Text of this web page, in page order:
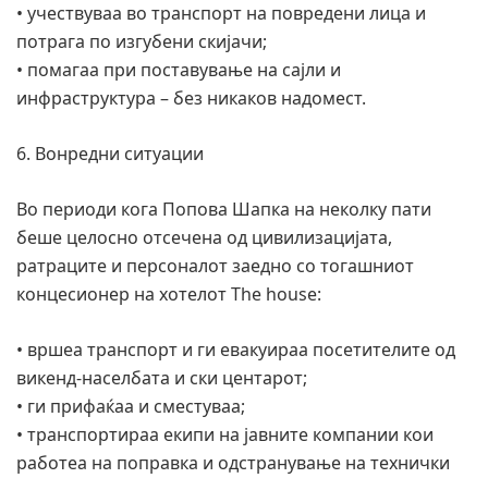
• учествуваа во транспорт на повредени лица и
потрага по изгубени скијачи;
• помагаа при поставување на сајли и
инфраструктура – без никаков надомест.
6. Вонредни ситуации
Во периоди кога Попова Шапка на неколку пати
беше целосно отсечена од цивилизацијата,
ратраците и персоналот заедно со тогашниот
концесионер на хотелот The house:
• вршеа транспорт и ги евакуираа посетителите од
викенд-населбата и ски центарот;
• ги прифаќаа и сместуваа;
• транспортираа екипи на јавните компании кои
работеа на поправка и одстранување на технички